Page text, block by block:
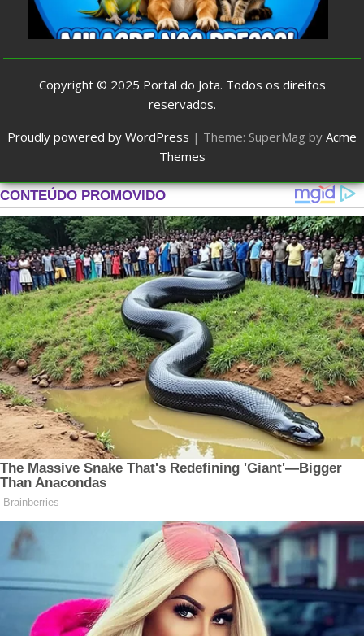
Copyright © 2025 Portal do Jota. Todos os direitos
reservados.
Proudly powered by WordPress | Theme: SuperMag by Acme
Themes